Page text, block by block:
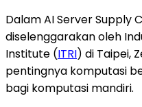
Dalam AI Server Supply
diselenggarakan oleh
Institute (ITRI) di Taipei,
pentingnya komputasi
bagi komputasi mandiri.